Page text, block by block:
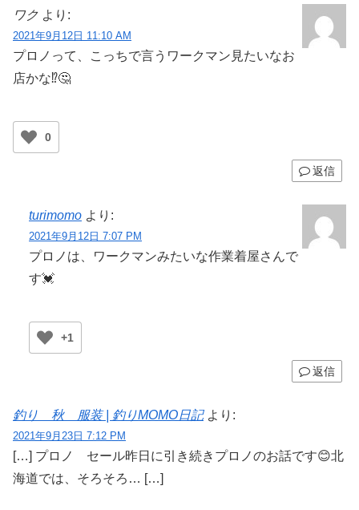
ワク より:
2021年9月12日 11:10 AM
プロノって、こっちで言うワークマン見たいなお
店かな⁉️🤔
0
返信
turimomo より:
2021年9月12日 7:07 PM
プロノは、ワークマンみたいな作業着屋さんで
す💓
+1
返信
釣り 秋 服装 | 釣りMOMO日記 より:
2021年9月23日 7:12 PM
[…] プロノ セール昨日に引き続きプロノのお話です😊北
海道では、そろそろ… […]